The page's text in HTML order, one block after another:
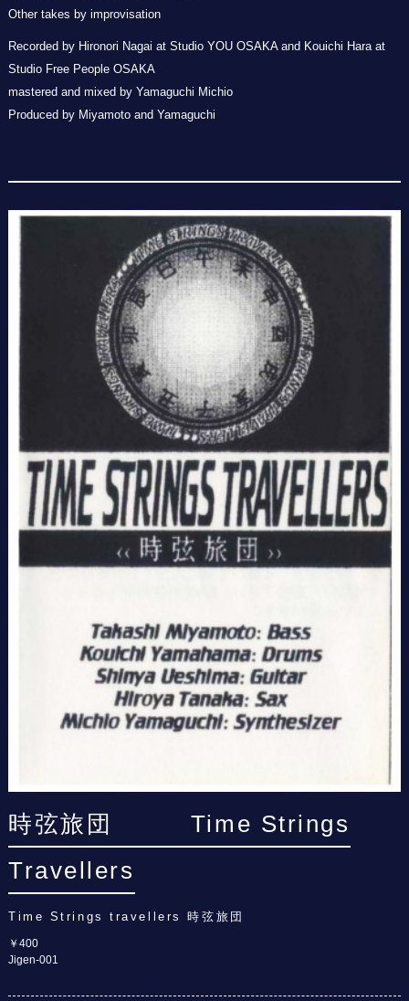
Other takes by improvisation
Recorded by Hironori Nagai at Studio YOU OSAKA and Kouichi Hara at
Studio Free People OSAKA
mastered and mixed by Yamaguchi Michio
Produced by Miyamoto and Yamaguchi
時弦旅団 Time Strings
Travellers
Time Strings travellers 時弦旅団
￥400
Jigen-001